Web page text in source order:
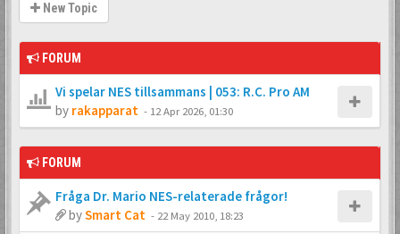
New Topic
FORUM
Vi spelar NES tillsammans | 053: R.C. Pro AM
by rakapparat - 12 Apr 2026, 01:30
FORUM
Fråga Dr. Mario NES-relaterade frågor!
bySmart Cat - 22 May 2010, 18:23